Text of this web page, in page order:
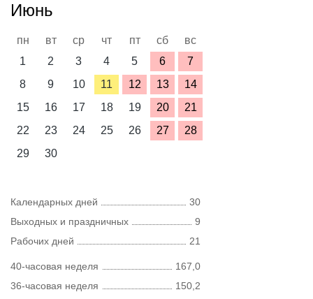
Июнь
пн вт ср чт пт сб
вс
1
2 3 4 5 6
7
8
9 10 11 12 13
14
15
16 17 18 19 20
21
22
23 24 25 26 27
28
29
30
Календарных дней
30
Выходных и праздничных
9
Рабочих дней
21
40-часовая неделя
167,0
36-часовая неделя
150,2